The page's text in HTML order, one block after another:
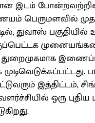
இடம் போன்​றவற்றில்
பெரு​மளவில்
துவாஸ்
இத்​திட்டம்,
ஒரு